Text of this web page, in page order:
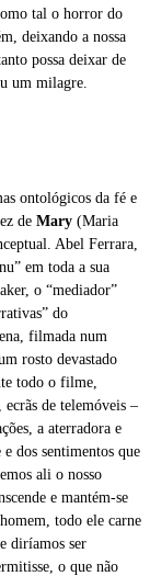
tal o horror do
deixando a nossa
possa deixar de
um milagre.
ontológicos da fé e
de Mary (Maria
Abel Ferrara,
em toda a sua
o “mediador”
do
filmada num
rosto devastado
todo o filme,
ecrãs de telemóveis –
a aterradora e
dos sentimentos que
ali o nosso
e mantém-se
todo ele carne
diríamos ser
o que não